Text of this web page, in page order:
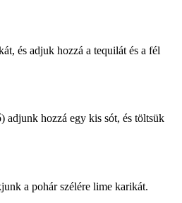
és adjuk hozzá a tequilát és a fél
adjunk hozzá egy kis sót, és töltsük
a pohár szélére lime karikát.